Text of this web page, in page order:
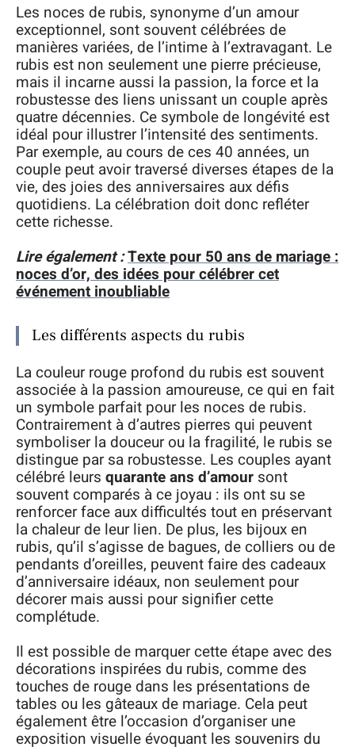
Les noces de rubis, synonyme d’un amour
exceptionnel, sont souvent célébrées de
manières variées, de l’intime à l’extravagant. Le
rubis est non seulement une pierre précieuse,
mais il incarne aussi la passion, la force et la
robustesse des liens unissant un couple après
quatre décennies. Ce symbole de longévité est
idéal pour illustrer l’intensité des sentiments.
Par exemple, au cours de ces 40 années, un
couple peut avoir traversé diverses étapes de la
vie, des joies des anniversaires aux défis
quotidiens. La célébration doit donc refléter
cette richesse.
Lire également :Texte pour 50 ans de mariage :
noces d’or, des idées pour célébrer cet
événement inoubliable
Les différents aspects du rubis
La couleur rouge profond du rubis est souvent
associée à la passion amoureuse, ce qui en fait
un symbole parfait pour les noces de rubis.
Contrairement à d’autres pierres qui peuvent
symboliser la douceur ou la fragilité, le rubis se
distingue par sa robustesse. Les couples ayant
célébré leurs quarante ans d’amour sont
souvent comparés à ce joyau : ils ont su se
renforcer face aux difficultés tout en préservant
la chaleur de leur lien. De plus, les bijoux en
rubis, qu’il s’agisse de bagues, de colliers ou de
pendants d’oreilles, peuvent faire des cadeaux
d’anniversaire idéaux, non seulement pour
décorer mais aussi pour signifier cette
complétude.
Il est possible de marquer cette étape avec des
décorations inspirées du rubis, comme des
touches de rouge dans les présentations de
tables ou les gâteaux de mariage. Cela peut
également être l’occasion d’organiser une
exposition visuelle évoquant les souvenirs du